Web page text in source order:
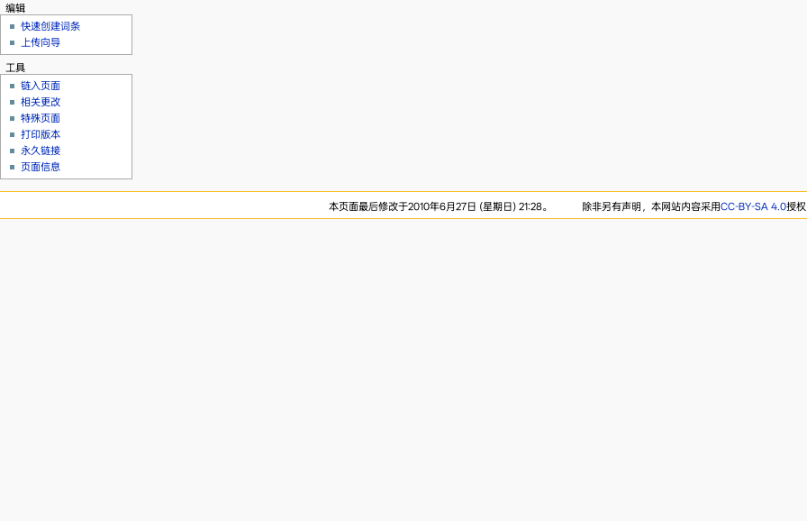
编辑
快速创建词条
上传向导
工具
链入页面
相关更改
特殊页面
打印版本
永久链接
页面信息
本页面最后修改于2010年6月27日 (星期日) 21:28。 除非另有声明，本网站内容采用CC-BY-SA 4.0授权